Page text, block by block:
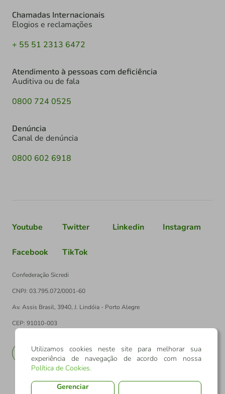
Chamadas Internacionais
Elogios e reclamações
+ 55 51 2313 6472
Atendimento à pessoas com deficiência
Auditiva ou de fala
0800 724 0525
Denúncia
Canal de denúncia
0800 602 6918
Youtube Twitter Linkedin Instagram
Facebook TikTok
Confederação Sicredi
CNPJ: 03.795.072/0001-60
Av. Assis Brasil, 3940, J. Lindóia - Porto Alegre
CEP: 91010-003
EN
Utilizamos cookies neste site para melhorar sua
experiência de navegação de acordo com nossa
Política de Cookies.
Gerenciar